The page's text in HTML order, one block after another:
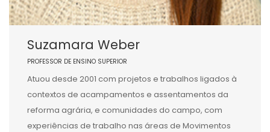
Suzamara Weber
PROFESSOR DE ENSINO SUPERIOR
Atuou desde 2001 com projetos e trabalhos ligados à
contextos de acampamentos e assentamentos da
reforma agrária, e comunidades do campo, com
experiências de trabalho nas áreas de Movimentos